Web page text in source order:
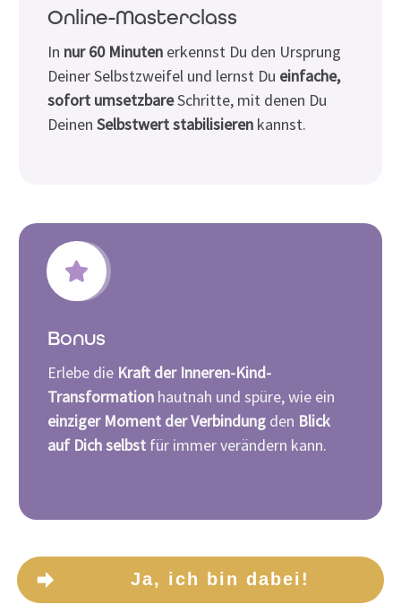
Online-Masterclass
In nur 60 Minuten erkennst Du den Ursprung
Deiner Selbstzweifel und lernst Du einfache,
sofort umsetzbareSchritte, mit denen Du
Deinen Selbstwert stabilisieren kannst.
Bonus
Erlebe die Kraft der Inneren-Kind-
Transformation hautnah und spüre, wie ein
einziger Moment der Verbindung den Blick
auf Dich selbst für immer verändern kann.
Ja, ich bin dabei!